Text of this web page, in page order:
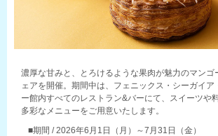
濃厚な甘みと、とろけるような果肉が魅力のマンゴ
ェアを開催。期間中は、フェニックス・シーガイア
ー館内すべてのレストラン&バーにて、スイーツや
多彩なメニューをご用意いたします。
■期間 / 2026年6月1日（月）～7月31日（金）